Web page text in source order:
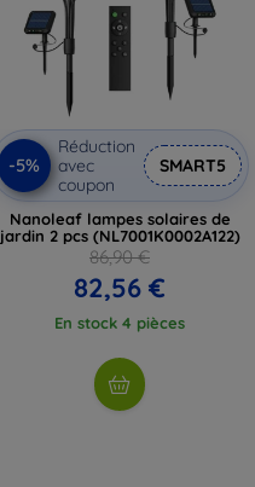
-5%
Réduction
avec
coupon
SMART5
Nanoleaf lampes solaires de
jardin 2 pcs (NL7001K0002A122)
86,90 €
82,56 €
En stock 4 pièces